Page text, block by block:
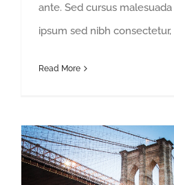
ante. Sed cursus
ipsum sed nibh consectetur,
Read More